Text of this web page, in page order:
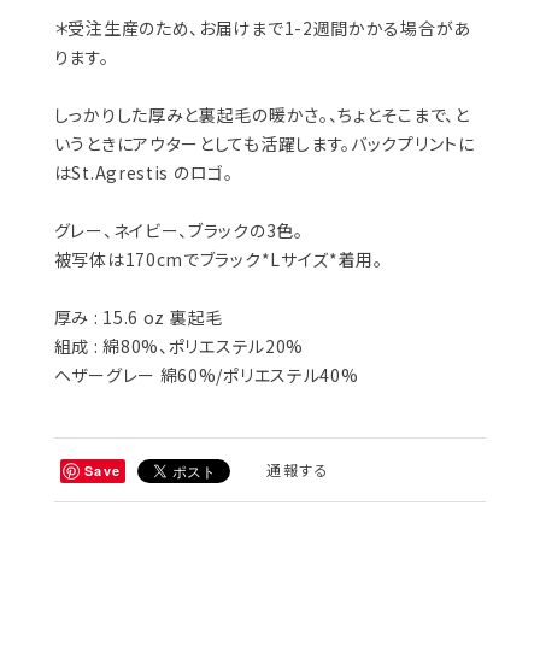
＊受注生産のため、お届けまで1-2週間かかる場合があ
ります。
しっかりした厚みと裏起毛の暖かさ。、ちょとそこまで、と
いうときにアウターとしても活躍します。バックプリントに
はSt.Agrestis のロゴ。
グレー、ネイビー、ブラックの3色。
被写体は170cmでブラック*Lサイズ*着用。
厚み : 15.6 oz 裏起毛
組成 : 綿80%、ポリエステル20%
ヘザーグレー 綿60%/ポリエステル40%
Save 通報する